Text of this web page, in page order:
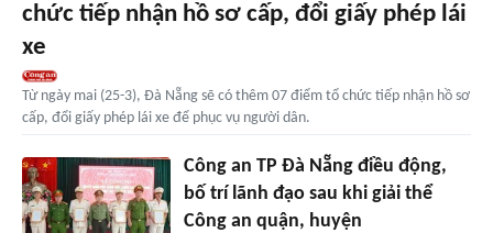
chức tiếp nhận hồ sơ cấp, đổi giấy phép lái
xe
Từ ngày mai (25-3), Đà Nẵng sẽ có thêm 07 điểm tổ chức tiếp nhận hồ sơ
cấp, đổi giấy phép lái xe để phục vụ người dân.
Công an TP Đà Nẵng điều động,
bố trí lãnh đạo sau khi giải thể
Công an quận, huyện